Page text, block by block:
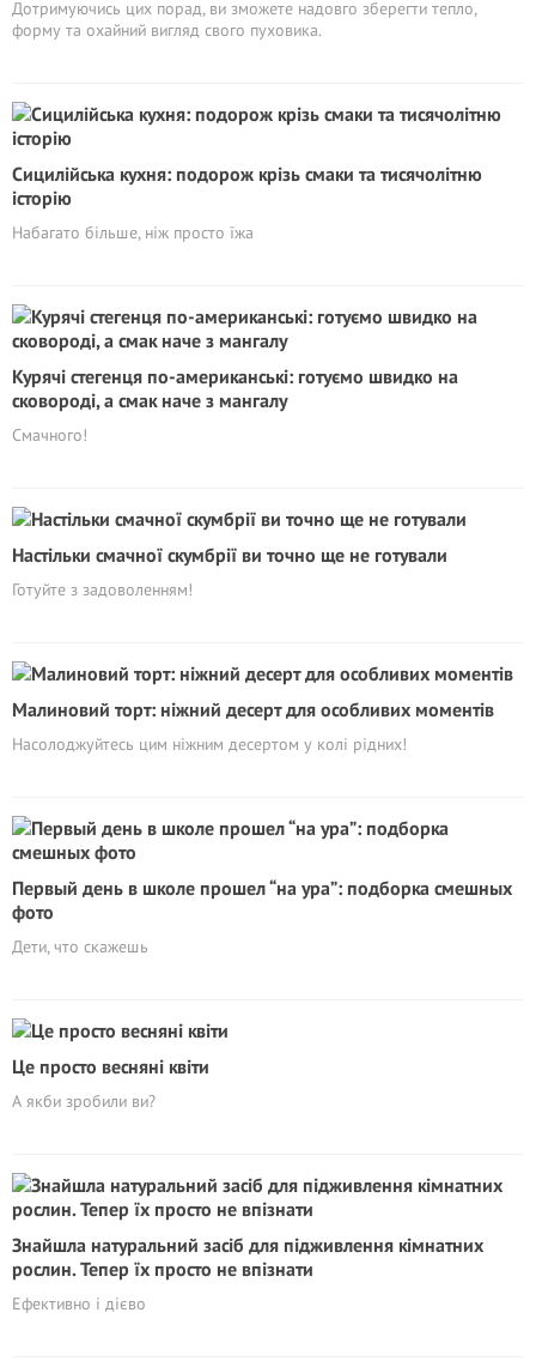
Дотримуючись цих порад, ви зможете надовго зберегти тепло,
форму та охайний вигляд свого пуховика.
Сицилійська кухня: подорож крізь смаки та тисячолітню
історію
Набагато більше, ніж просто їжа
Курячі стегенця по-американські: готуємо швидко на
сковороді, а смак наче з мангалу
Смачного!
Настільки смачної скумбрії ви точно ще не готували
Готуйте з задоволенням!
Малиновий торт: ніжний десерт для особливих моментів
Насолоджуйтесь цим ніжним десертом у колі рідних!
Первый день в школе прошел “на ура”: подборка смешных
фото
Дети, что скажешь
Це просто весняні квіти
А якби зробили ви?
Знайшла натуральний засіб для підживлення кімнатних
рослин. Тепер їх просто не впізнати
Ефективно і дієво